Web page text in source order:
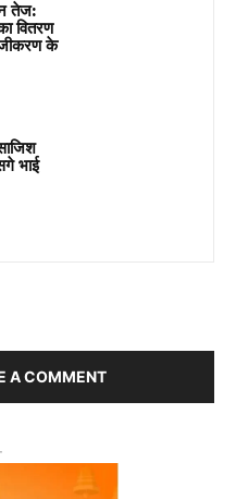
तेज:
वितरण
के
भाई
A COMMENT